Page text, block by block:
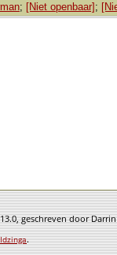
; [Niet openbaar] ;
geschreven door
.